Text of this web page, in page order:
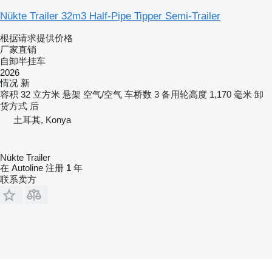
Nükte Trailer 32m3 Half-Pipe Tipper Semi-Trailer
根据请求提供价格
厂家直销
自卸半挂车
2026
情况 新
容积 32 立方米 悬架 空气/空气 车桥数 3 备用轮高度 1,170 毫米 卸
货方式 后
土耳其, Konya
Nükte Trailer
在 Autoline 注册 1 年
联系卖方